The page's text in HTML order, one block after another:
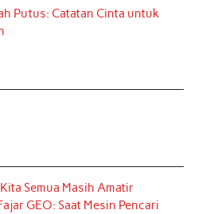
Putus: Catatan Cinta untuk
Semua Masih Amatir
GEO: Saat Mesin Pencari